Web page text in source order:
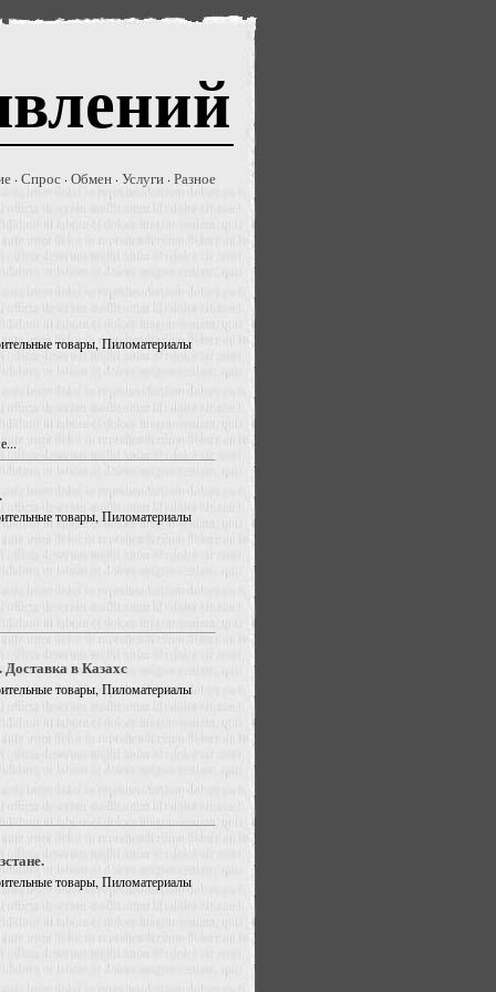
· Спрос · Обмен · Услуги · Разное
товары, Пиломатериалы
товары, Пиломатериалы
Доставка в Казахс
товары, Пиломатериалы
товары, Пиломатериалы